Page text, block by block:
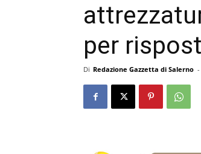
per
Di Redazione Gazzetta di Salerno -